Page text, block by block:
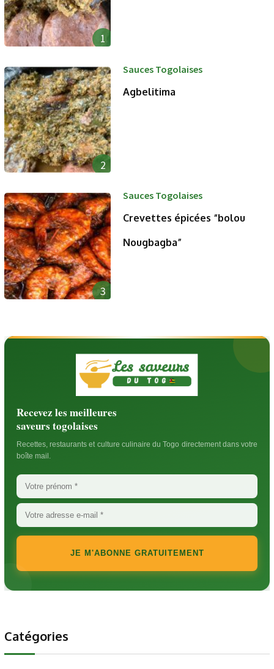
1
2
Sauces Togolaises
Agbelitima
3
Sauces Togolaises
Crevettes épicées “bolou
Nougbagba”
Recevez les meilleures
saveurs togolaises
Recettes, restaurants et culture culinaire du Togo directement dans votre
boîte mail.
JE M'ABONNE GRATUITEMENT
Catégories